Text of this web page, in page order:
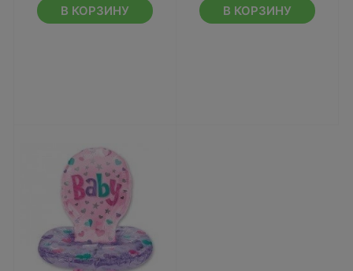
В КОРЗИНУ В КОРЗИНУ